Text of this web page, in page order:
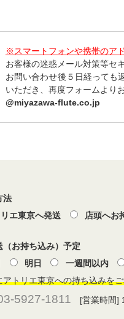
※スマートフォンや携帯のア
お客様の迷惑メール対策等セ
お問い合わせ後５日経っても
いただき、再度フォームより
@miyazawa-flute.co.jp
法
エ東京へ発送
店頭へお
（お持ち込み）予定
明日 一週間以内
アトリエ東京への持ち込みを
5927-1811 [営業時間]